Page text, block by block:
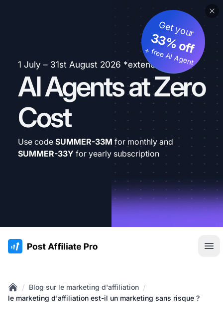
1 July – 31st August 2026 *extended
AI Agents at Zero
Cost
Get your
33% off
+ free AI Agent
Use code SUMMER-33M for monthly and
SUMMER-33Y for yearly subscription
:site.title
Home
/ Blog sur le marketing d'affiliation /
le marketing d'affiliation est-il un marketing sans risque ?